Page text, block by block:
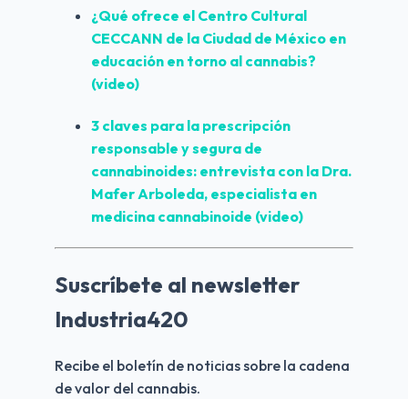
¿Qué ofrece el Centro Cultural
CECCANN de la Ciudad de México en
educación en torno al cannabis?
(video)
3 claves para la prescripción
responsable y segura de
cannabinoides: entrevista con la Dra.
Mafer Arboleda, especialista en
medicina cannabinoide (video)
Suscríbete al newsletter
Industria420
Recibe el boletín de noticias sobre la cadena
de valor del cannabis.